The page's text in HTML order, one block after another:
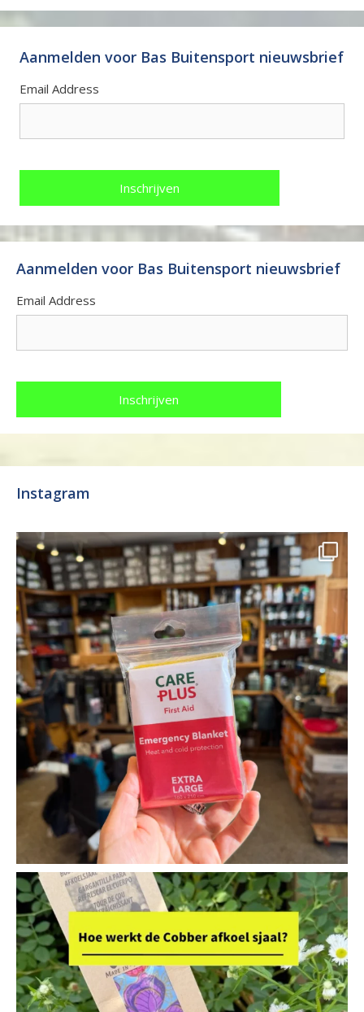
Aanmelden voor Bas Buitensport nieuwsbrief
Email Address
Aanmelden voor Bas Buitensport nieuwsbrief
Email Address
Instagram